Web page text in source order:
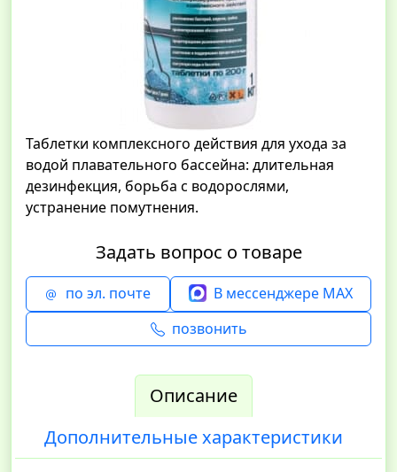
Таблетки комплексного действия для ухода за
водой плавательного бассейна: длительная
дезинфекция, борьба с водорослями,
устранение помутнения.
Задать вопрос о товаре
по эл. почте
В мессенджере MAX
позвонить
Описание
Дополнительные характеристики